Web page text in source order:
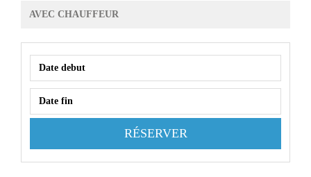
AVEC CHAUFFEUR
RÉSERVER